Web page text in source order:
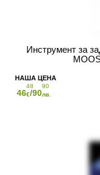
Инструмент за
46
48
€/90
90
лв.